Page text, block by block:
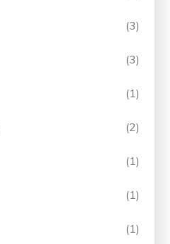
(3)
(3)
(1)
(2)
(1)
(1)
(1)